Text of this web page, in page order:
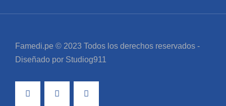
Famedi.pe © 2023 Todos los derechos reservados -
Diseñado por Studiog911